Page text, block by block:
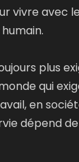
vivre avec
plus
qui
en
dépend de